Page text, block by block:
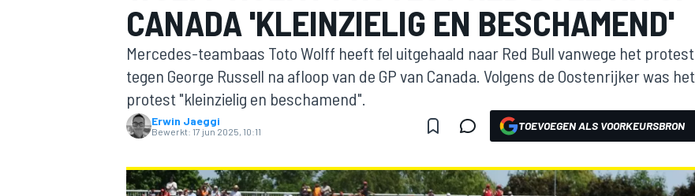
MOTOGP
CANADA 'KLEINZIELIG EN BESCHAMEND'
Mercedes-teambaas Toto Wolff heeft fel uitgehaald naar Red Bull vanwege het protest
tegen George Russell na afloop van de GP van Canada. Volgens de Oostenrijker was het
protest "kleinzielig en beschamend".
Erwin Jaeggi
Bewerkt: 17 jun 2025, 10:11 TOEVOEGEN ALS VOORKEURSBRON